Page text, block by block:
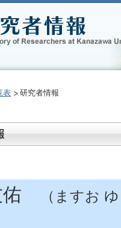
表 研究者情報
佑 （ますお